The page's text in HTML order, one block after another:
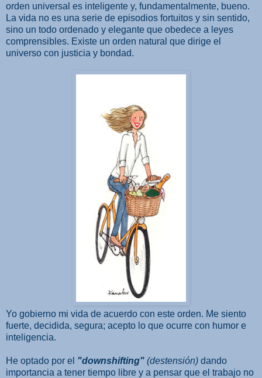
orden universal es inteligente y, fundamentalmente, bueno.
La vida no es una serie de episodios fortuitos y sin sentido,
sino un todo ordenado y elegante que obedece a leyes
comprensibles. Existe un orden natural que dirige el
universo con justicia y bondad.
Yo gobierno mi vida de acuerdo con este orden. Me siento
fuerte, decidida, segura; acepto lo que ocurre con humor e
inteligencia.
He optado por el "downshifting" (destensión) dando
importancia a tener tiempo libre y a pensar que el trabajo no